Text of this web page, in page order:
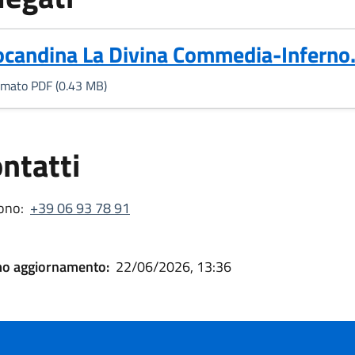
La Divina Commedia-
PDF, 0.43 MB)
PDF (0.43 MB)
+39 06 93 78 91
aggiornamento: 22/06/2026, 13:36